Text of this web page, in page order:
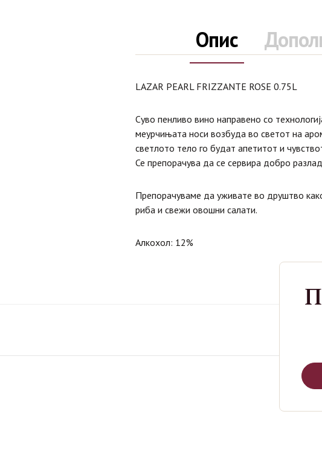
Опис
LAZAR PEARL FRIZZANTE ROSE 0.75L
Суво пенливо вино направено со
меурчињата носи возбуда во светот на
светлото тело го будат апетитот и
Се препорачува да се сервира добро
Препорачуваме да уживате во друштво
риба и свежи овошни салати.
Алкохол: 12%